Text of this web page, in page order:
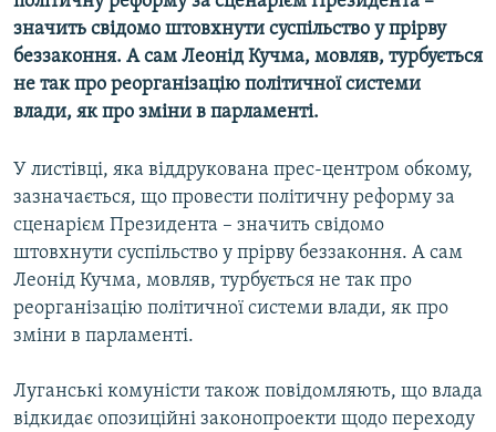
ФОТО
СПЕЦПРОЄКТИ
ПОДКАСТИ
КРИМ РЕАЛІЇ
РУС
УКР
КТАТ
ДОЛУЧАЙСЯ!
значить свідомо штовхнути суспільство у прірву
беззаконня. А сам Леонід Кучма, мовляв, турбується
не так про реорганізацію політичної системи
влади, як про зміни в парламенті.
У листівці, яка віддрукована прес-центром обкому,
зазначається, що провести політичну реформу за
сценарієм Президента – значить свідомо
штовхнути суспільство у прірву беззаконня. А сам
Леонід Кучма, мовляв, турбується не так про
реорганізацію політичної системи влади, як про
зміни в парламенті.
Луганські комуністи також повідомляють, що влада
відкидає опозиційні законопроекти щодо переходу